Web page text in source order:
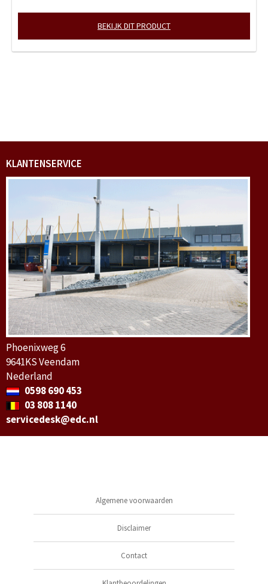
BEKIJK DIT PRODUCT
KLANTENSERVICE
Phoenixweg 6
9641KS Veendam
Nederland
0598 690 453
03 808 1140
servicedesk@edc.nl
Algemene voorwaarden
Disclaimer
Contact